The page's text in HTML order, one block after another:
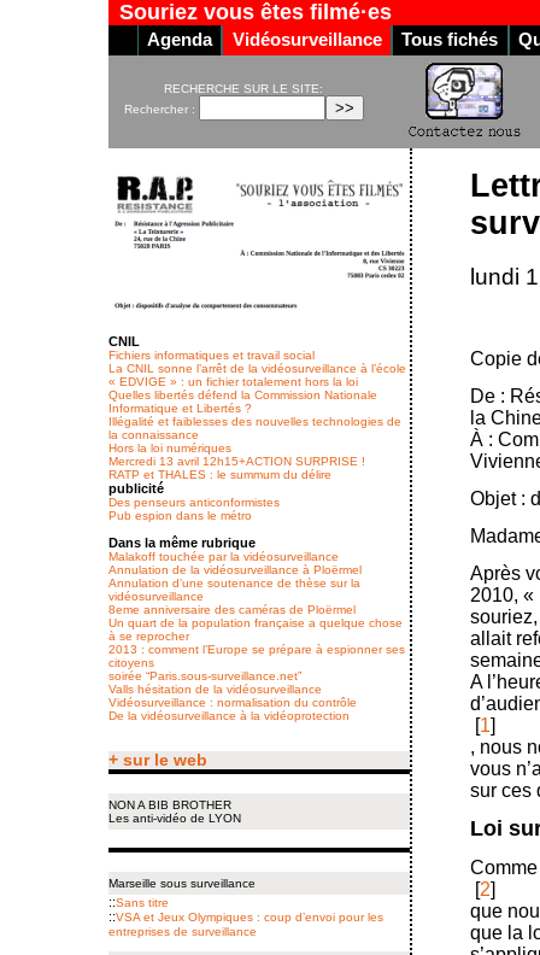
Souriez vous êtes filmé·es
Agenda Vidéosurveillance Tous fichés
RECHERCHE SUR LE SITE:
Rechercher :
lundi
Copie
De :
la
À :
Objet :
Après
2010, «
allait
A
[1]
, nous
vous
sur ces
Loi
[2]
que
que la
CNIL
Fichiers informatiques et travail social
La CNIL sonne l’arrêt de la vidéosurveillance à l’école
« EDVIGE » : un fichier totalement hors la loi
Quelles libertés défend la Commission Nationale
Informatique et Libertés ?
Illégalité et faiblesses des nouvelles technologies de
la connaissance
Hors la loi numériques
Mercredi 13 avril 12h15+ACTION SURPRISE !
RATP et THALES : le summum du délire
publicité
Des penseurs anticonformistes
Pub espion dans le métro
Dans la même rubrique
Malakoff touchée par la vidéosurveillance
Annulation de la vidéosurveillance à Ploërmel
Annulation d’une soutenance de thèse sur la
vidéosurveillance
8eme anniversaire des caméras de Ploërmel
Un quart de la population française a quelque chose
à se reprocher
2013 : comment l’Europe se prépare à espionner ses
citoyens
soirée “Paris.sous-surveillance.net”
Valls hésitation de la vidéosurveillance
Vidéosurveillance : normalisation du contrôle
De la vidéosurveillance à la vidéoprotection
+ sur le web
NON A BIB BROTHER
Les anti-vidéo de LYON
Marseille sous surveillance
::Sans titre
::VSA et Jeux Olympiques : coup d’envoi pour les
entreprises de surveillance